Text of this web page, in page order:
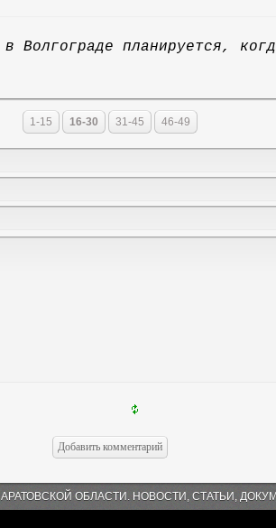
Волгограде планируется,
1-15 16-30 31-45 46-49
САРАТОВСКОЙ ОБЛАСТИ. НОВОСТИ, СТАТЬИ,